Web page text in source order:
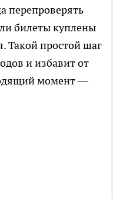
перепроверять
билеты куплены
Такой простой шаг
и избавит от
момент —